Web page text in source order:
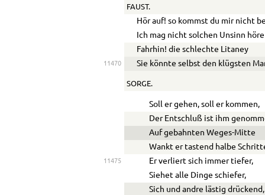
FAUST.
Hör auf! so kommst du mir nicht
Ich mag nicht solchen Unsinn
Fahrhin! die schlechte Litaney
11470 Sie könnte selbst den klügsten
SORGE.
Soll er gehen, soll er kommen,
Der Entschluß ist ihm
Auf gebahnten Weges-Mitte
Wankt er tastend halbe
11475
Er verliert sich immer tiefer,
Siehet alle Dinge schiefer,
Sich und andre lästig drückend,